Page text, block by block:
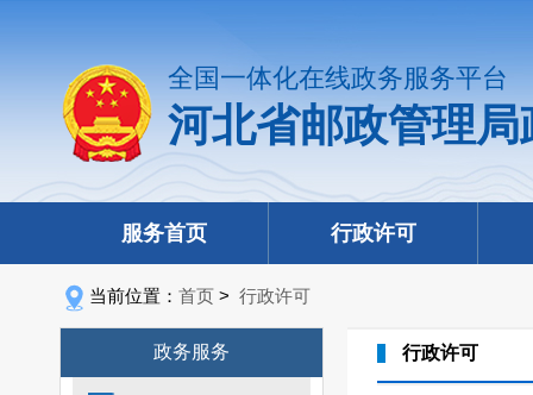
全国一体化在线政务服务平台
河北省邮政管理
服务首页 行政许可
当前位置： 首页 > 行政许可
政务服务 行政许可